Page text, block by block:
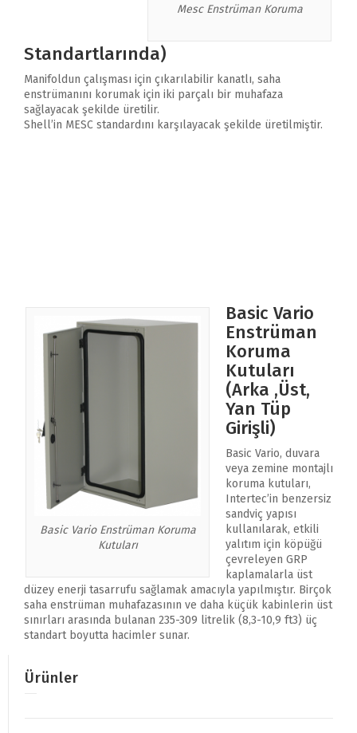
Mesc Enstrüman Koruma
Standartlarında)
Manifoldun çalışması için çıkarılabilir kanatlı, saha
enstrümanını korumak için iki parçalı bir muhafaza
sağlayacak şekilde üretilir.
Shell’in MESC standardını karşılayacak şekilde üretilmiştir.
Basic Vario Enstrüman Koruma
Kutuları
Basic Vario
Enstrüman
Koruma
Kutuları
(Arka ,Üst,
Yan Tüp
Girişli)
Basic Vario, duvara
veya zemine montajlı
koruma kutuları,
Intertec’in benzersiz
sandviç yapısı
kullanılarak, etkili
yalıtım için köpüğü
çevreleyen GRP
kaplamalarla üst
düzey enerji tasarrufu sağlamak amacıyla yapılmıştır. Birçok
saha enstrüman muhafazasının ve daha küçük kabinlerin üst
sınırları arasında bulanan 235-309 litrelik (8,3-10,9 ft3) üç
standart boyutta hacimler sunar.
Ürünler